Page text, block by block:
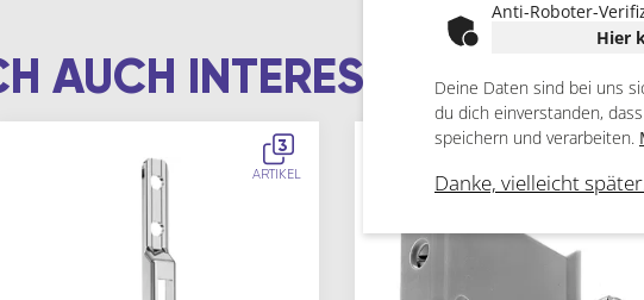
AUCH INTERESSIEREN
3
ARTIKEL
2
Anti-Roboter-
Hier
Deine Daten sind bei uns
du dich einverstanden,
speichern und verarbeiten.
Danke, vielleicht